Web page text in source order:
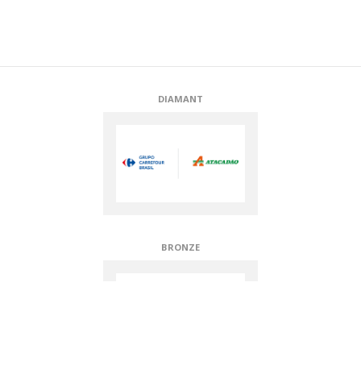
DIAMANT
BRONZE